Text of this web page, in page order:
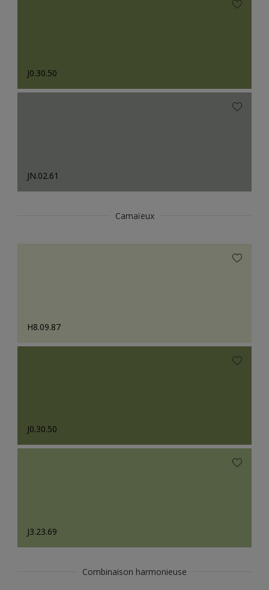
J0.30.50
JN.02.61
Camaïeux
H8.09.87
J0.30.50
J3.23.69
Combinaison harmonieuse